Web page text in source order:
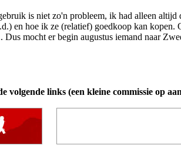
is niet zo'n probleem, ik had alleen altijd
en hoe ik ze (relatief) goedkoop kan
mocht er begin augustus iemand naar
volgende links (een kleine commissie op